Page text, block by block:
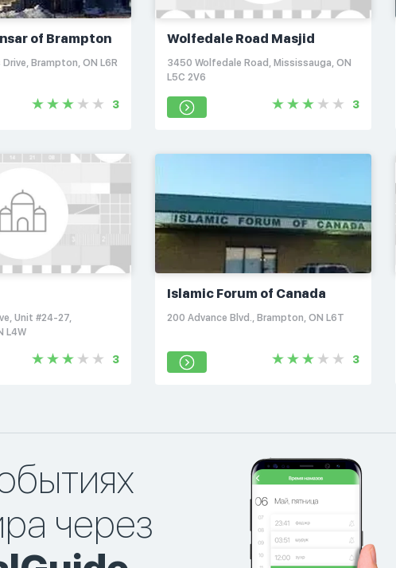
of Brampton
Brampton, ON L6R
3
Wolfedale Road Masjid
3450 Wolfedale Road, Mississauga, ON
L5C 2V6
3
Unit #24-27,
L4W
3
Islamic Forum of Canada
200 Advance Blvd., Brampton, ON L6T
3
через